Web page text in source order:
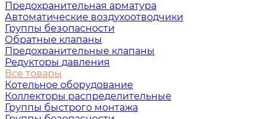
Предохранительная арматура
Автоматические воздухоотводчики
Группы безопасности
Обратные клапаны
Предохранительные клапаны
Редукторы давления
Все товары
Котельное оборудование
Коллекторы распределительные
Группы быстрого монтажа